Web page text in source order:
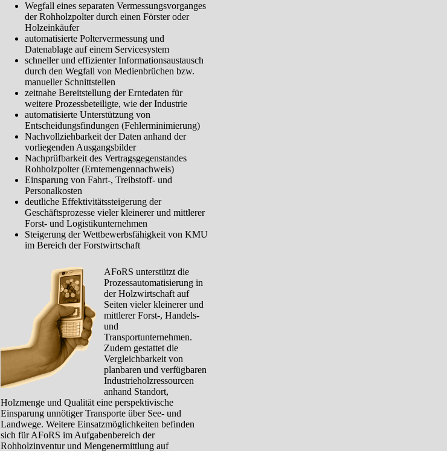
Wegfall eines separaten Vermessungsvorganges
der Rohholzpolter durch einen Förster oder
Holzeinkäufer
automatisierte Poltervermessung und
Datenablage auf einem Servicesystem
schneller und effizienter Informationsaustausch
durch den Wegfall von Medienbrüchen bzw.
manueller Schnittstellen
zeitnahe Bereitstellung der Erntedaten für
weitere Prozessbeteiligte, wie der Industrie
automatisierte Unterstützung von
Entscheidungsfindungen (Fehlerminimierung)
Nachvollziehbarkeit der Daten anhand der
vorliegenden Ausgangsbilder
Nachprüfbarkeit des Vertragsgegenstandes
Rohholzpolter (Erntemengennachweis)
Einsparung von Fahrt-, Treibstoff- und
Personalkosten
deutliche Effektivitätssteigerung der
Geschäftsprozesse vieler kleinerer und mittlerer
Forst- und Logistikunternehmen
Steigerung der Wettbewerbsfähigkeit von KMU
im Bereich der Forstwirtschaft
AFoRS unterstützt die
Prozessautomatisierung in
der Holzwirtschaft auf
Seiten vieler kleinerer und
mittlerer Forst-, Handels-
und
Transportunternehmen.
Zudem gestattet die
Vergleichbarkeit von
planbaren und verfügbaren
Industrieholzressourcen
anhand Standort,
Holzmenge und Qualität eine perspektivische
Einsparung unnötiger Transporte über See- und
Landwege. Weitere Einsatzmöglichkeiten befinden
sich für AFoRS im Aufgabenbereich der
Rohholzinventur und Mengenermittlung auf